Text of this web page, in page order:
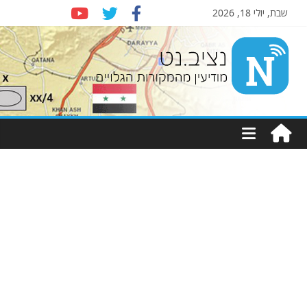
שבת, יולי 18, 2026
Nziv.net
מודיעין
מהמקורות